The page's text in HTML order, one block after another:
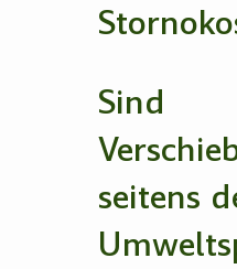
Sind
seitens